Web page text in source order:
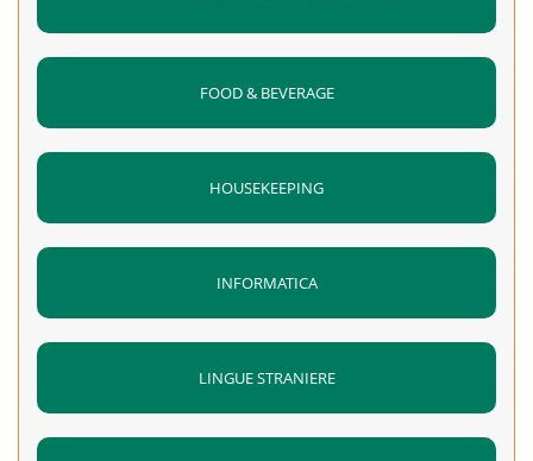
Sede ETHRA RESERVE SS 106 KM 466.600 CASTELLANETA
20/04/2018 DALLE 14:00 ALLE 20:00
FOOD & BEVERAGE
HOUSEKEEPING
INFORMATICA
LINGUE STRANIERE